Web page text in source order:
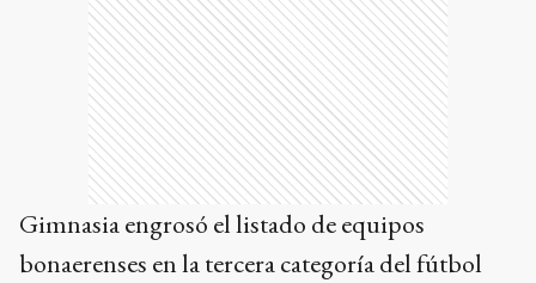
Gimnasia engrosó el listado de equipos
bonaerenses en la tercera categoría del fútbol